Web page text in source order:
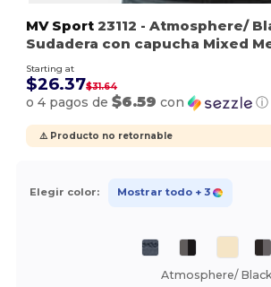
MV Sport 23112 - Atmosphere/
Sudadera con capucha Mixed
Starting at
$26.37$31.64
o 4 pagos de$6.59 con ⓘ
⚠️ Producto no retornable
Elegir color: Mostrar todo + 3
Atmosphere/ Black